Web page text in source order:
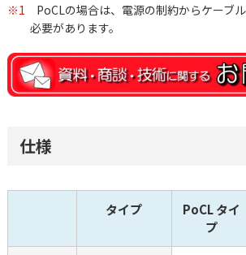
※1 PoCLの場合は、電源の制約からケーブ
必要があります。
仕様
タイプ
PoCL タイ
プ